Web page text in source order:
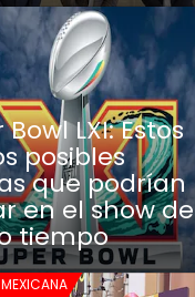
LXI: Estos
posibles
que podrían
en el show de
tiempo